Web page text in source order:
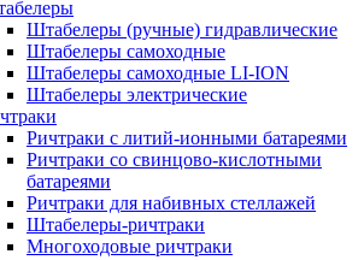
Штабелеры (ручные) гидравлические
Штабелеры самоходные
Штабелеры самоходные LI-ION
Штабелеры электрические
Ричтраки с литий-ионными батареями
Ричтраки со свинцово-кислотными
батареями
Ричтраки для набивных стеллажей
Штабелеры-ричтраки
Многоходовые ричтраки